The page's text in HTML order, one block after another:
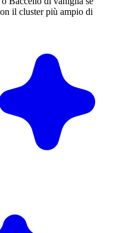
il cluster più ampio di